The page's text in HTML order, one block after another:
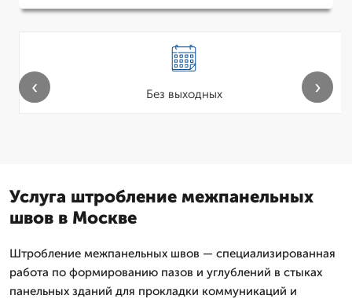
Без выходных
‹ ›
Услуга штробление межпанельных
швов в Москве
Штробление межпанельных швов — специализированная
работа по формированию пазов и углублений в стыках
панельных зданий для прокладки коммуникаций и